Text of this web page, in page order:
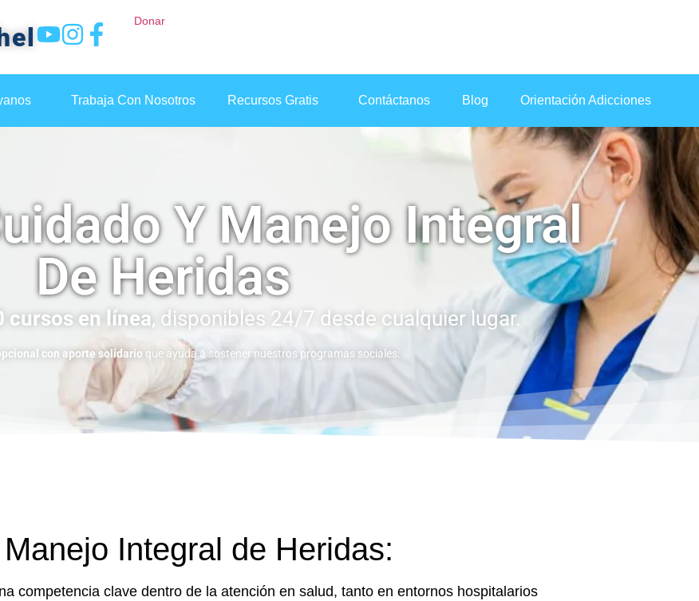
Donar
Trabaja Con Nosotros Recursos Gratis Contáctanos Blog Orientación Adicciones
Y Manejo Integral
De Heridas
cursos en línea, disponibles 24/7 desde cualquier lugar.
con aporte solidario que ayuda a sostener nuestros programas sociales.
Integral de Heridas:
competencia clave dentro de la atención en salud, tanto en entornos hospitalarios